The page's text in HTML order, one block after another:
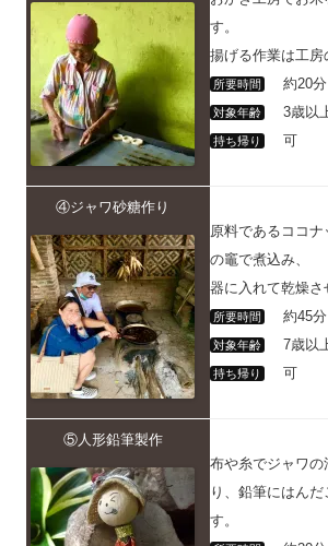
す。
揚げる作業は工房
所要時間 約20分
対象年齢 3歳以
持ち帰り 可
④ジャワ砂糖作り
原料であるココ
の竈で煮込み、
器に入れて乾燥さ
所要時間 約45分
対象年齢 7歳以
持ち帰り 可
⑤人形鉛筆製作
布や糸でジャワ
り、鉛筆にはん
す。